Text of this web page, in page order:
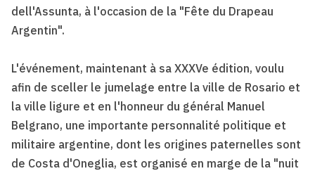
dell'Assunta, à l'occasion de la "Fête du Drapeau
Argentin".
L'événement, maintenant à sa XXXVe édition, voulu
afin de sceller le jumelage entre la ville de Rosario et
la ville ligure et en l'honneur du général Manuel
Belgrano, une importante personnalité politique et
militaire argentine, dont les origines paternelles sont
de Costa d'Oneglia, est organisé en marge de la "nuit